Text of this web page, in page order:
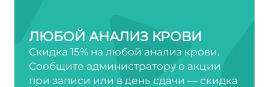
ЛЮБОЙ АНАЛИЗ КРОВИ
Скидка 15% на любой анализ крови.
Сообщите администратору о акции
при записи или в день сдачи — скидка